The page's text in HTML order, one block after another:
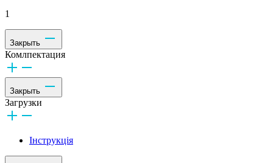
1
Закрыть
Комлпектация
Закрыть
Загрузки
Інструкція